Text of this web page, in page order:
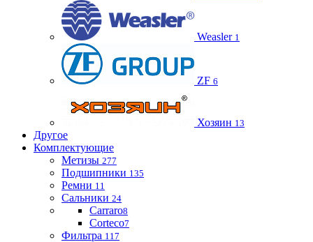
Weasler 1
ZF 6
Хозяин 13
Другое
Комплектующие
Метизы 277
Подшипники 135
Ремни 11
Сальники 24
Carraro8
Corteco7
Фильтра 117